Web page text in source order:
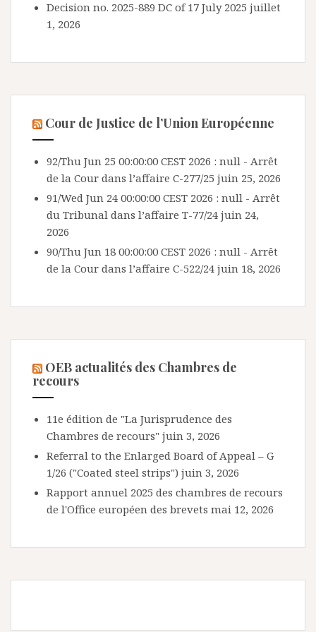
Decision no. 2025-889 DC of 17 July 2025 juillet
1, 2026
Cour de Justice de l’Union Européenne
92/Thu Jun 25 00:00:00 CEST 2026 : null - Arrêt
de la Cour dans l’affaire C-277/25 juin 25, 2026
91/Wed Jun 24 00:00:00 CEST 2026 : null - Arrêt
du Tribunal dans l’affaire T-77/24 juin 24,
2026
90/Thu Jun 18 00:00:00 CEST 2026 : null - Arrêt
de la Cour dans l’affaire C-522/24 juin 18, 2026
OEB actualités des Chambres de
recours
11e édition de "La Jurisprudence des
Chambres de recours" juin 3, 2026
Referral to the Enlarged Board of Appeal – G
1/26 ("Coated steel strips") juin 3, 2026
Rapport annuel 2025 des chambres de recours
de l'Office européen des brevets mai 12, 2026